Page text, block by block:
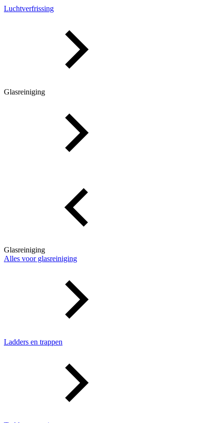
Luchtverfrissing
Glasreiniging
Glasreiniging
Alles voor glasreiniging
Ladders en trappen